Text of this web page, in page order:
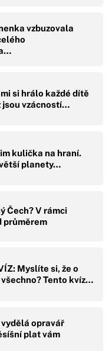
vzbuzovala
si hrálo každé dítě
jsou vzácností…
kulička na hraní.
planety…
Čech? V rámci
průměrem
Myslíte si, že o
Tento kvíz…
opravář
plat vám